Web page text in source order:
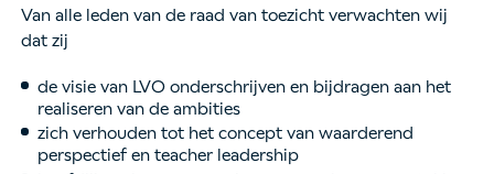
Van alle leden van de raad van toezicht verwachten wij
dat zij
de visie van LVO onderschrijven en bijdragen aan het
realiseren van de ambities
zich verhouden tot het concept van waarderend
perspectief en teacher leadership